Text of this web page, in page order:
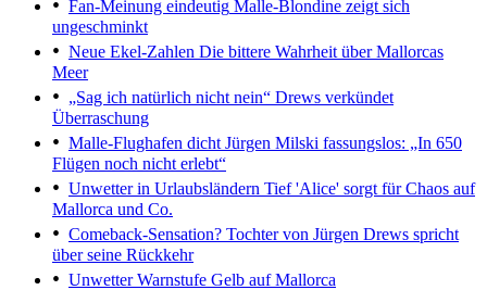
Fan-Meinung eindeutig Malle-Blondine zeigt sich
ungeschminkt
Neue Ekel-Zahlen Die bittere Wahrheit über Mallorcas
Meer
„Sag ich natürlich nicht nein“ Drews verkündet
Überraschung
Malle-Flughafen dicht Jürgen Milski fassungslos: „In 650
Flügen noch nicht erlebt“
Unwetter in Urlaubsländern Tief 'Alice' sorgt für Chaos auf
Mallorca und Co.
Comeback-Sensation? Tochter von Jürgen Drews spricht
über seine Rückkehr
UnwetterWarnstufe Gelb auf Mallorca